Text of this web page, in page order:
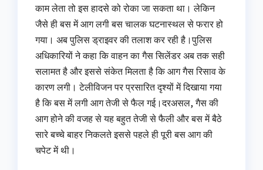
काम लेता तो इस हादसे को रोका जा सकता था। लेकिन
जैसे ही बस में आग लगी बस चालक घटनास्थल से फरार हो
गया। अब पुलिस ड्राइवर की तलाश कर रही है।पुलिस
अधिकारियों ने कहा कि वाहन का गैस सिलेंडर अब तक सही
सलामत है और इससे संकेत मिलता है कि आग गैस रिसाव के
कारण लगी। टेलीविजन पर प्रसारित दृश्यों में दिखाया गया
है कि बस में लगी आग तेजी से फैल गई।दरअसल, गैस की
आग होने की वजह से यह बहुत तेजी से फैली और बस में बैठे
सारे बच्‍चे बाहर निकलते इससे पहले ही पूरी बस आग की
चपेट में थी।